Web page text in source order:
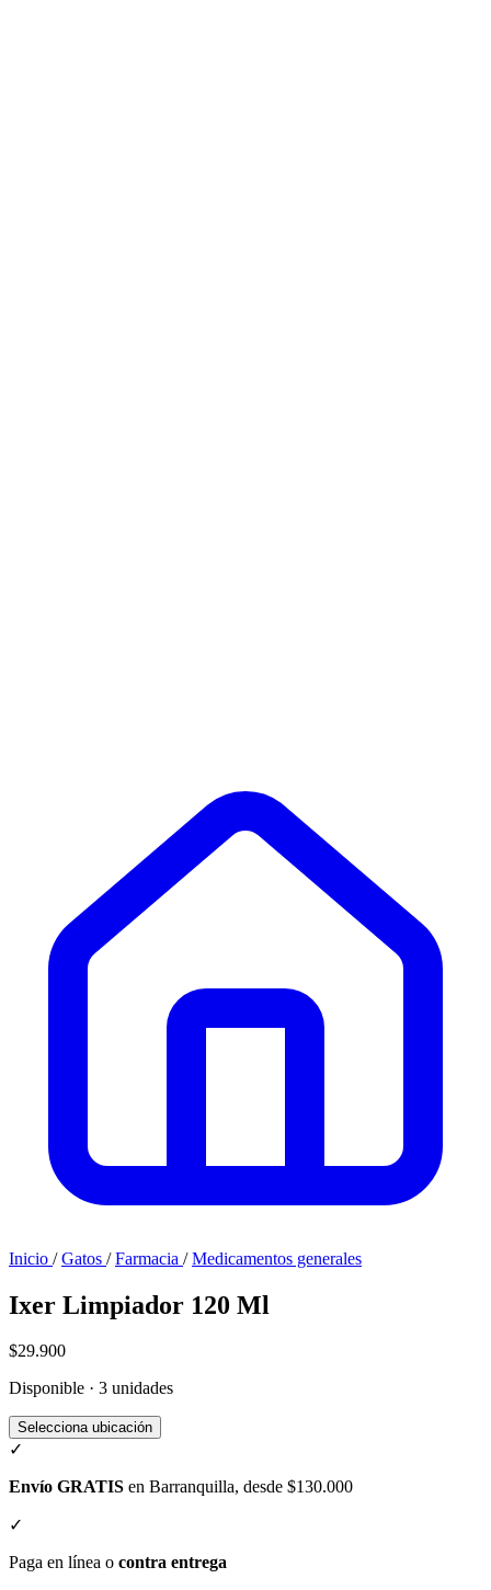
Inicio / Gatos / Farmacia / Medicamentos generales
Ixer Limpiador 120 Ml
$29.900
Disponible · 3 unidades
Selecciona ubicación
✓
Envío GRATIS en Barranquilla, desde $130.000
✓
Paga en línea o contra entrega